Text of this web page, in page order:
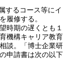
するコース等にイ
履修する。
時期の遅くとも１
機構キャリア教育
談。「博士企業研
申請書は次の以下